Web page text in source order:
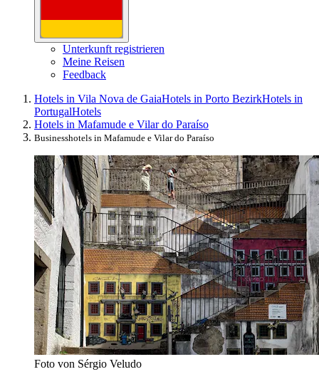
Unterkunft registrieren
Meine Reisen
Feedback
Hotels in Vila Nova de GaiaHotels in Porto BezirkHotels in
PortugalHotels
Hotels in Mafamude e Vilar do Paraíso
Businesshotels in Mafamude e Vilar do Paraíso
Foto von Sérgio Veludo